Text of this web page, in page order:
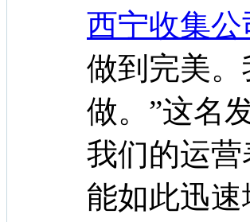
西宁收集
做到完美
做。”这名
我们的运
能如此迅